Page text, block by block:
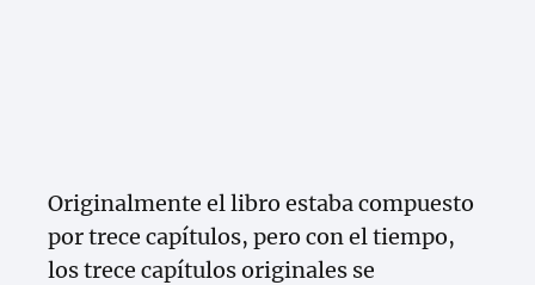
Originalmente el libro estaba compuesto
por trece capítulos, pero con el tiempo,
los trece capítulos originales se